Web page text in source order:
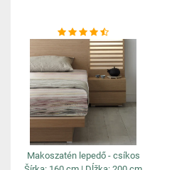
Makoszatén lepedő - csíkos